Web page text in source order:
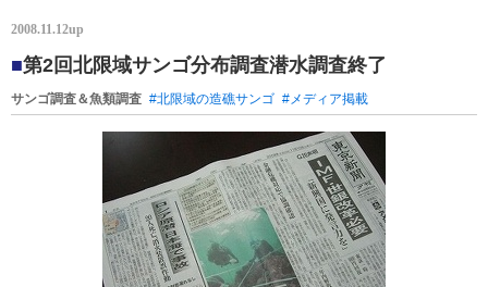
2008.11.12up
■第2回北限域サンゴ分布調査潜水調査終了
サンゴ調査＆魚類調査 #北限域の造礁サンゴ #メディア掲載